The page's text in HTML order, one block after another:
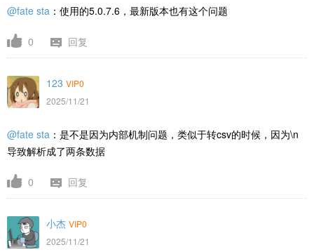
@fate sta ：使用的5.0.7.6，最新版本也有这个问题
0 回复
123 VIP0
2025/11/21
@fate sta ：是不是因为内部机制问题，类似于转csv的时候，因为\n
导致解析成了两条数据
0 回复
小杰 VIP0
2025/11/21